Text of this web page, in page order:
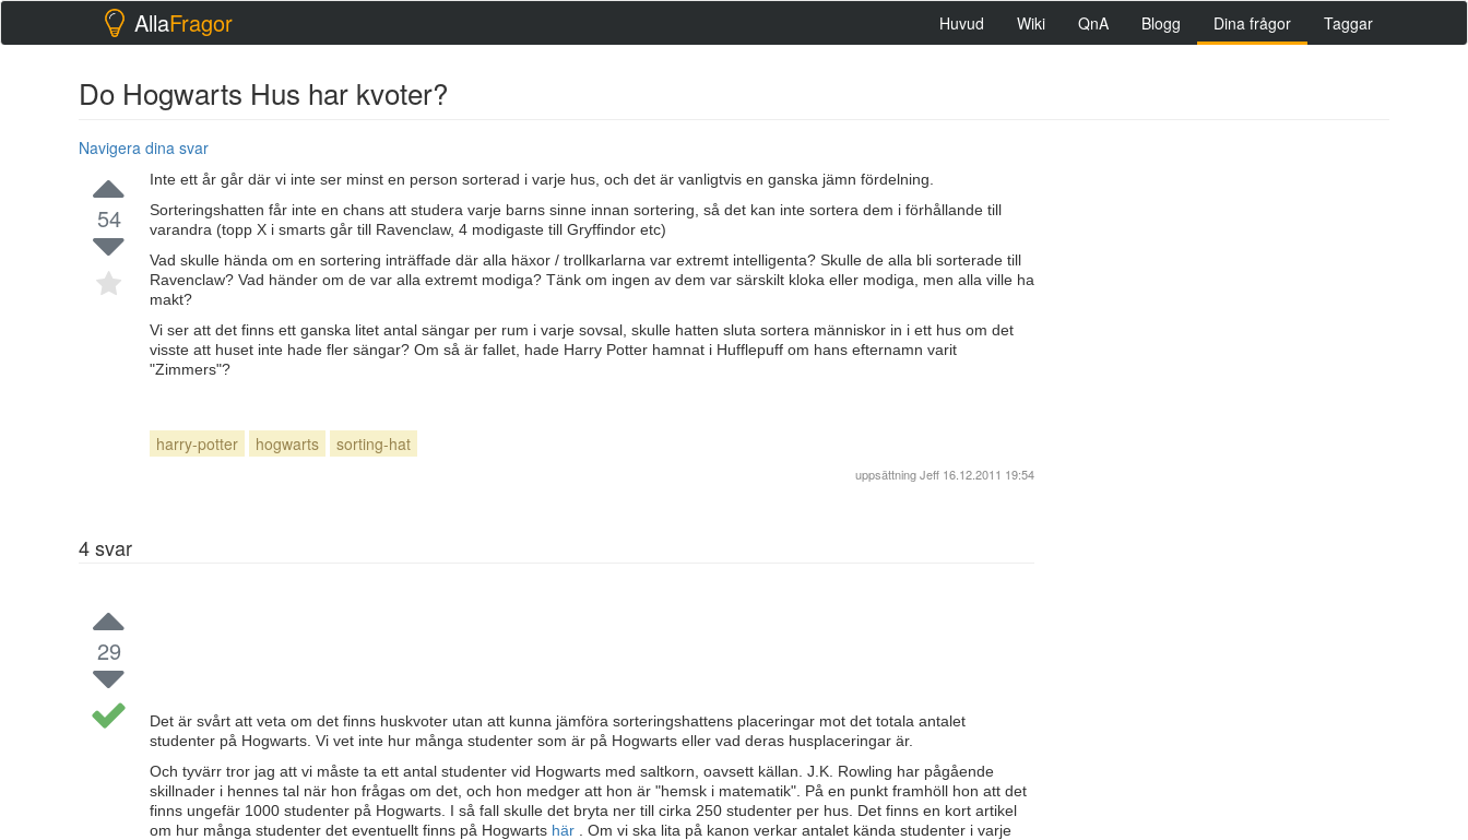
AllaFragor Huvud Wiki QnA Blogg Dina frågor Taggar
Do Hogwarts Hus har kvoter?
Navigera dina svar
54
Inte ett år går där vi inte ser minst en person sorterad i varje hus, och det är vanligtvis en ganska jämn fördelning.
Sorteringshatten får inte en chans att studera varje barns sinne innan sortering, så det kan inte sortera dem i förhållande till
varandra (topp X i smarts går till Ravenclaw, 4 modigaste till Gryffindor etc)
Vad skulle hända om en sortering inträffade där alla häxor / trollkarlarna var extremt intelligenta? Skulle de alla bli sorterade till
Ravenclaw? Vad händer om de var alla extremt modiga? Tänk om ingen av dem var särskilt kloka eller modiga, men alla ville ha
makt?
Vi ser att det finns ett ganska litet antal sängar per rum i varje sovsal, skulle hatten sluta sortera människor in i ett hus om det
visste att huset inte hade fler sängar? Om så är fallet, hade Harry Potter hamnat i Hufflepuff om hans efternamn varit
"Zimmers"?
harry-potter hogwarts sorting-hat
uppsättningJeff 16.12.2011 19:54
4svar
29
Det är svårt att veta om det finns huskvoter utan att kunna jämföra sorteringshattens placeringar mot det totala antalet
studenter på Hogwarts. Vi vet inte hur många studenter som är på Hogwarts eller vad deras husplaceringar är.
Och tyvärr tror jag att vi måste ta ett antal studenter vid Hogwarts med saltkorn, oavsett källan. J.K. Rowling har pågående
skillnader i hennes tal när hon frågas om det, och hon medger att hon är "hemsk i matematik". På en punkt framhöll hon att det
finns ungefär 1000 studenter på Hogwarts. I så fall skulle det bryta ner till cirka 250 studenter per hus. Det finns en kort artikel
om hur många studenter det eventuellt finns på Hogwarts här
. Om vi ska lita på kanon verkar antalet kända studenter i varje